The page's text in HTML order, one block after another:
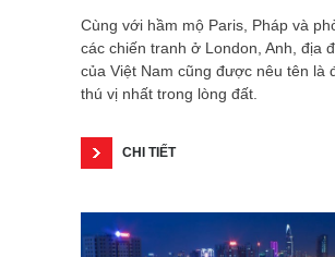
Cùng với hầm mộ Paris, Pháp và
các chiến tranh ở London, Anh, địa
của Việt Nam cũng được nêu tên là
thú vị nhất trong lòng đất.
CHI TIẾT